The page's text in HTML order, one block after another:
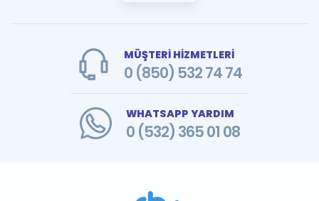
MÜŞTERİ HİZMETLERİ
0 (850) 532 74 74
WHATSAPP YARDIM
0 (532) 365 01 08